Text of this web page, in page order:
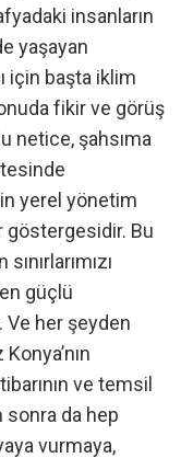
insanların
yaşayan
için başta iklim
fikir ve görüş
netice, şahsıma
yerel yönetim
göstergesidir. Bu
güçlü
her şeyden
ve temsil
sonra da hep
vurmaya,